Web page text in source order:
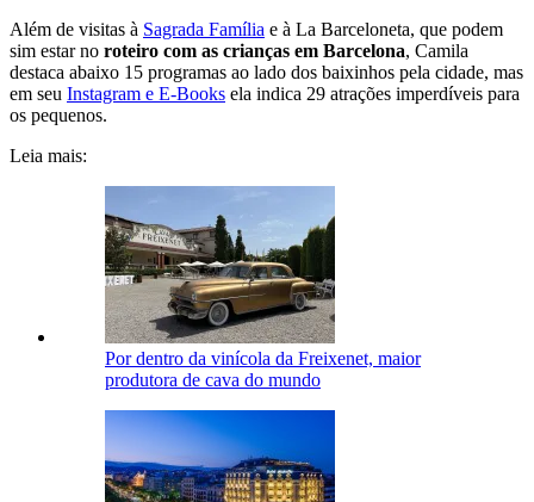
Além de visitas à Sagrada Família e à La Barceloneta, que podem
sim estar no roteiro com as crianças em Barcelona, Camila
destaca abaixo 15 programas ao lado dos baixinhos pela cidade, mas
em seu Instagram e E-Books ela indica 29 atrações imperdíveis para
os pequenos.
Leia mais:
Por dentro da vinícola da Freixenet, maior
produtora de cava do mundo